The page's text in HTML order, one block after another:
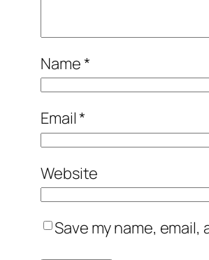
Name*
Email*
Website
Save my name,